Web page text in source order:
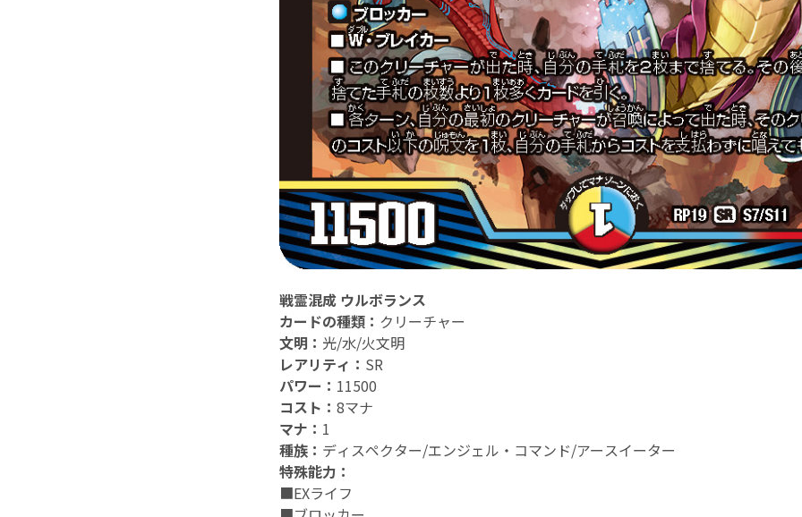
戦霊混成 ウルボランス
カードの種類： クリーチャー
文明： 光/水/火文明
レアリティ： SR
パワー： 11500
コスト： 8マナ
マナ： 1
種族： ディスペクター/エンジェル・コマンド/アースイーター
特殊能力：
■EXライフ